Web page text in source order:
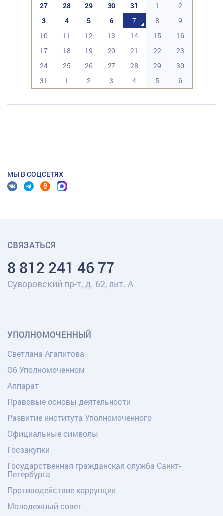
27
28 29 30 31 1
2
3
4 5 6 7 8
9
10
11 12 13 14 15
16
17
18 19 20 21 22
23
24
25 26 27 28 29
30
31
1 2 3 4 5 6
МЫ В СОЦСЕТЯХ
СВЯЗАТЬСЯ
8 812 241 46 77
Суворовский пр-т, д. 62, лит. А
УПОЛНОМОЧЕННЫЙ
Светлана Агапитова
Об Уполномоченном
Аппарат
Правовые основы деятельности
Развитие института Уполномоченного
Официальные символы
Госзакупки
Государственная гражданская служба Санкт-
Петербурга
Противодействие коррупции
Молодежный совет